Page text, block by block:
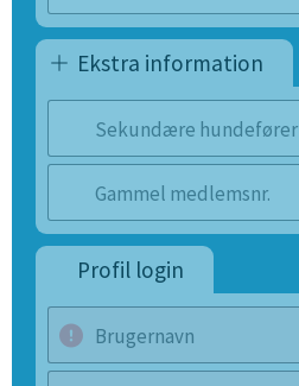
Ekstra information
Sekundære hundefører
Gammel medlemsnr.
Profil login
Brugernavn